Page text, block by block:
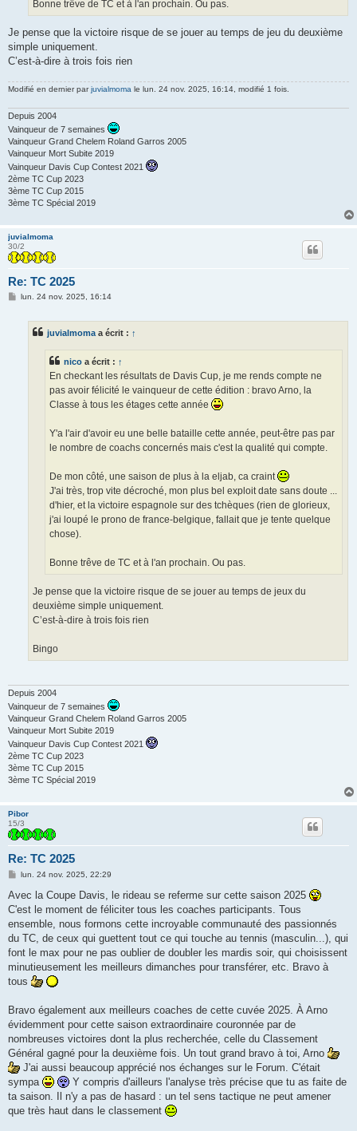
Bonne trêve de TC et à l'an prochain. Ou pas.
Je pense que la victoire risque de se jouer au temps de jeu du deuxième
simple uniquement.
C’est-à-dire à trois fois rien
Modifié en dernier parjuvialmoma le lun. 24 nov. 2025, 16:14, modifié 1 fois.
Depuis 2004
Vainqueur de 7 semaines
Vainqueur Grand Chelem Roland Garros 2005
Vainqueur Mort Subite 2019
Vainqueur Davis Cup Contest 2021
2ème TC Cup 2023
3ème TC Cup 2015
3ème TC Spécial 2019
juvialmoma
30/2
Re: TC 2025
Mlun. 24 nov. 2025, 16:14
juvialmoma a écrit : ↑
nico a écrit : ↑
En checkant les résultats de Davis Cup, je me rends compte ne
pas avoir félicité le vainqueur de cette édition : bravo Arno, la
Classe à tous les étages cette année
Y'a l'air d'avoir eu une belle bataille cette année, peut-être pas par
le nombre de coachs concernés mais c'est la qualité qui compte.
De mon côté, une saison de plus à la eljab, ca craint
J'ai très, trop vite décroché, mon plus bel exploit date sans doute ...
d'hier, et la victoire espagnole sur des tchèques (rien de glorieux,
j'ai loupé le prono de france-belgique, fallait que je tente quelque
chose).
Bonne trêve de TC et à l'an prochain. Ou pas.
Je pense que la victoire risque de se jouer au temps de jeux du
deuxième simple uniquement.
C’est-à-dire à trois fois rien
Bingo
Depuis 2004
Vainqueur de 7 semaines
Vainqueur Grand Chelem Roland Garros 2005
Vainqueur Mort Subite 2019
Vainqueur Davis Cup Contest 2021
2ème TC Cup 2023
3ème TC Cup 2015
3ème TC Spécial 2019
Pibor
15/3
Re: TC 2025
M
s
a
g
lun. 24 nov. 2025, 22:29
Avec la Coupe Davis, le rideau se referme sur cette saison 2025
C'est le moment de féliciter tous les coaches participants. Tous
ensemble, nous formons cette incroyable communauté des passionnés
du TC, de ceux qui guettent tout ce qui touche au tennis (masculin...), qui
font le max pour ne pas oublier de doubler les mardis soir, qui choisissent
minutieusement les meilleurs dimanches pour transférer, etc. Bravo à
tous
Bravo également aux meilleurs coaches de cette cuvée 2025. À Arno
évidemment pour cette saison extraordinaire couronnée par de
nombreuses victoires dont la plus recherchée, celle du Classement
Général gagné pour la deuxième fois. Un tout grand bravo à toi, Arno
J'ai aussi beaucoup apprécié nos échanges sur le Forum. C'était
sympa
Y compris d'ailleurs l'analyse très précise que tu as faite de
ta saison. Il n'y a pas de hasard : un tel sens tactique ne peut amener
que très haut dans le classement